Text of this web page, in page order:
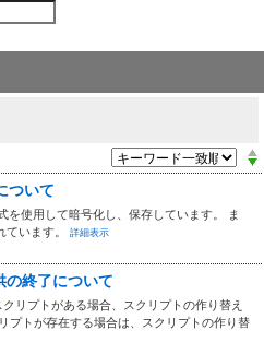
ついて
を使用して暗号化し、保存しています。 ま
ています。
詳細表示
終了について
リプトがある場合、スクリプトの作り替え
プトが存在する場合は、スクリプトの作り替